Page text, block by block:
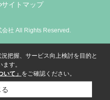
サイトマップ
社 All Rights Reserved.
把握、サービス向上検討を目的と
す。
いて」 をご確認ください。